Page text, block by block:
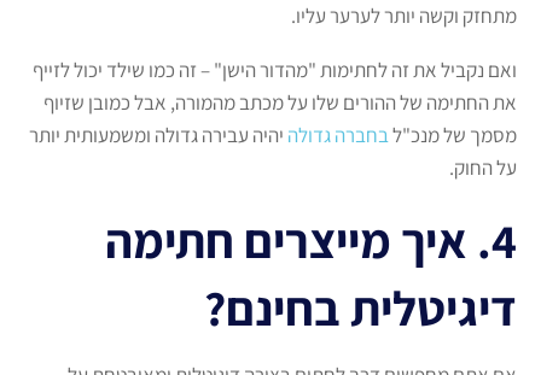
מתחזק וקשה יותר לערער עליו.
ואם נקביל את זה לחתימות "מהדור הישן" – זה כמו שילד יכול לזייף
את החתימה של ההורים שלו על מכתב מהמורה, אבל כמובן שזיוף
מסמך של מנכ"לבחברה גדולה יהיה עבירה גדולה ומשמעותית יותר
על החוק.
4. איך מייצרים חתימה
דיגיטלית בחינם?